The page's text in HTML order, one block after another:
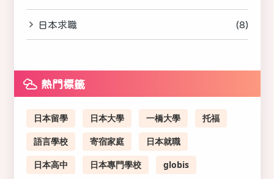
日本求職 (8)
熱門標籤
日本留學 日本大學 一橋大學
托福
語言學校
寄宿家庭
日本就職
日本高中
日本專門學校 globis